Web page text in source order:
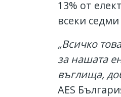
13% от
всеки
„Всичко
за нашата
въглища,
AES